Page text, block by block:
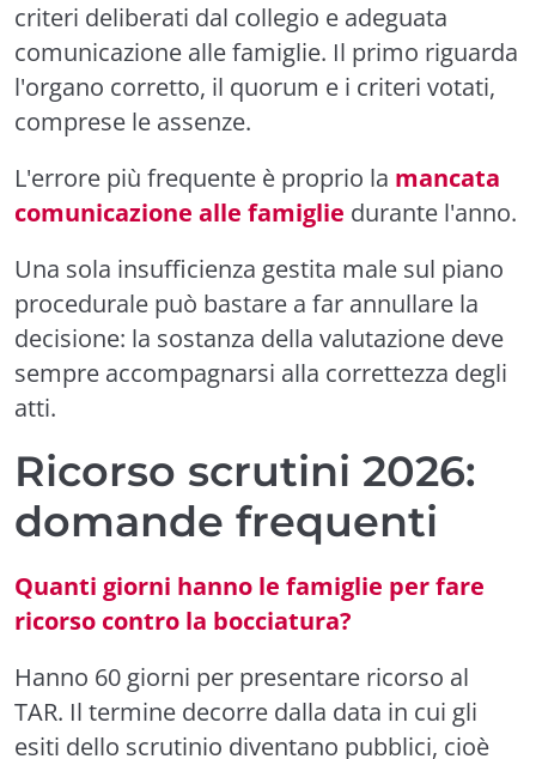
criteri deliberati dal collegio e adeguata
comunicazione alle famiglie. Il primo riguarda
l'organo corretto, il quorum e i criteri votati,
comprese le assenze.
L'errore più frequente è proprio la mancata
comunicazione alle famiglie durante l'anno.
Una sola insufficienza gestita male sul piano
procedurale può bastare a far annullare la
decisione: la sostanza della valutazione deve
sempre accompagnarsi alla correttezza degli
atti.
Ricorso scrutini 2026:
domande frequenti
Quanti giorni hanno le famiglie per fare
ricorso contro la bocciatura?
Hanno 60 giorni per presentare ricorso al
TAR. Il termine decorre dalla data in cui gli
esiti dello scrutinio diventano pubblici, cioè